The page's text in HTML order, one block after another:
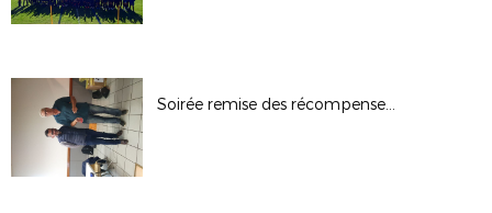
Soirée remise des récompenses 13-09-2024 à Bonnes